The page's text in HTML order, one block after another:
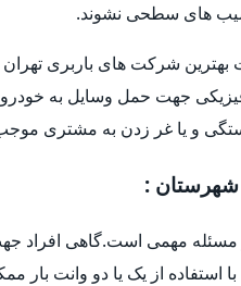
های سطحی نشوند.
شرکت های باربری
جهت حمل وسایل به
و یا غر زدن به مشتری
شهرستان :
مسئله مهمی است.گاهی افراد
استفاده از یک یا دو وانت